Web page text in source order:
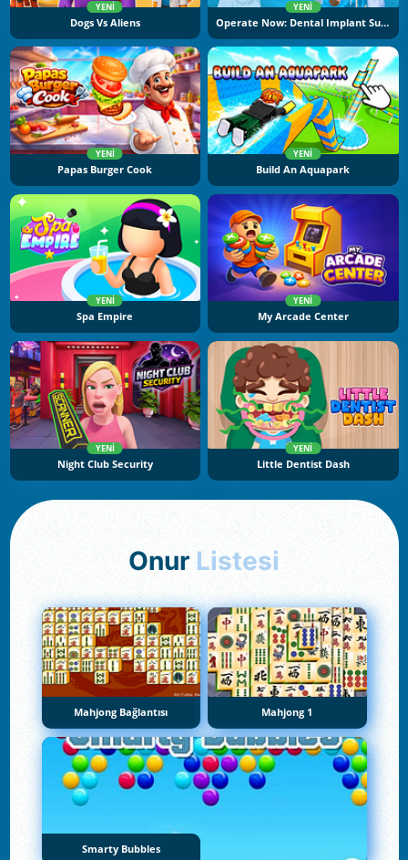
YENI
Dogs Vs Aliens
YENI
Operate Now: Dental Implant Surgery
YENI
Papas Burger Cook
YENI
Build An Aquapark
YENI
Spa Empire
YENI
My Arcade Center
YENI
Night Club Security
YENI
Little Dentist Dash
Onur Listesi
Mahjong Bağlantısı Mahjong 1
Smarty Bubbles